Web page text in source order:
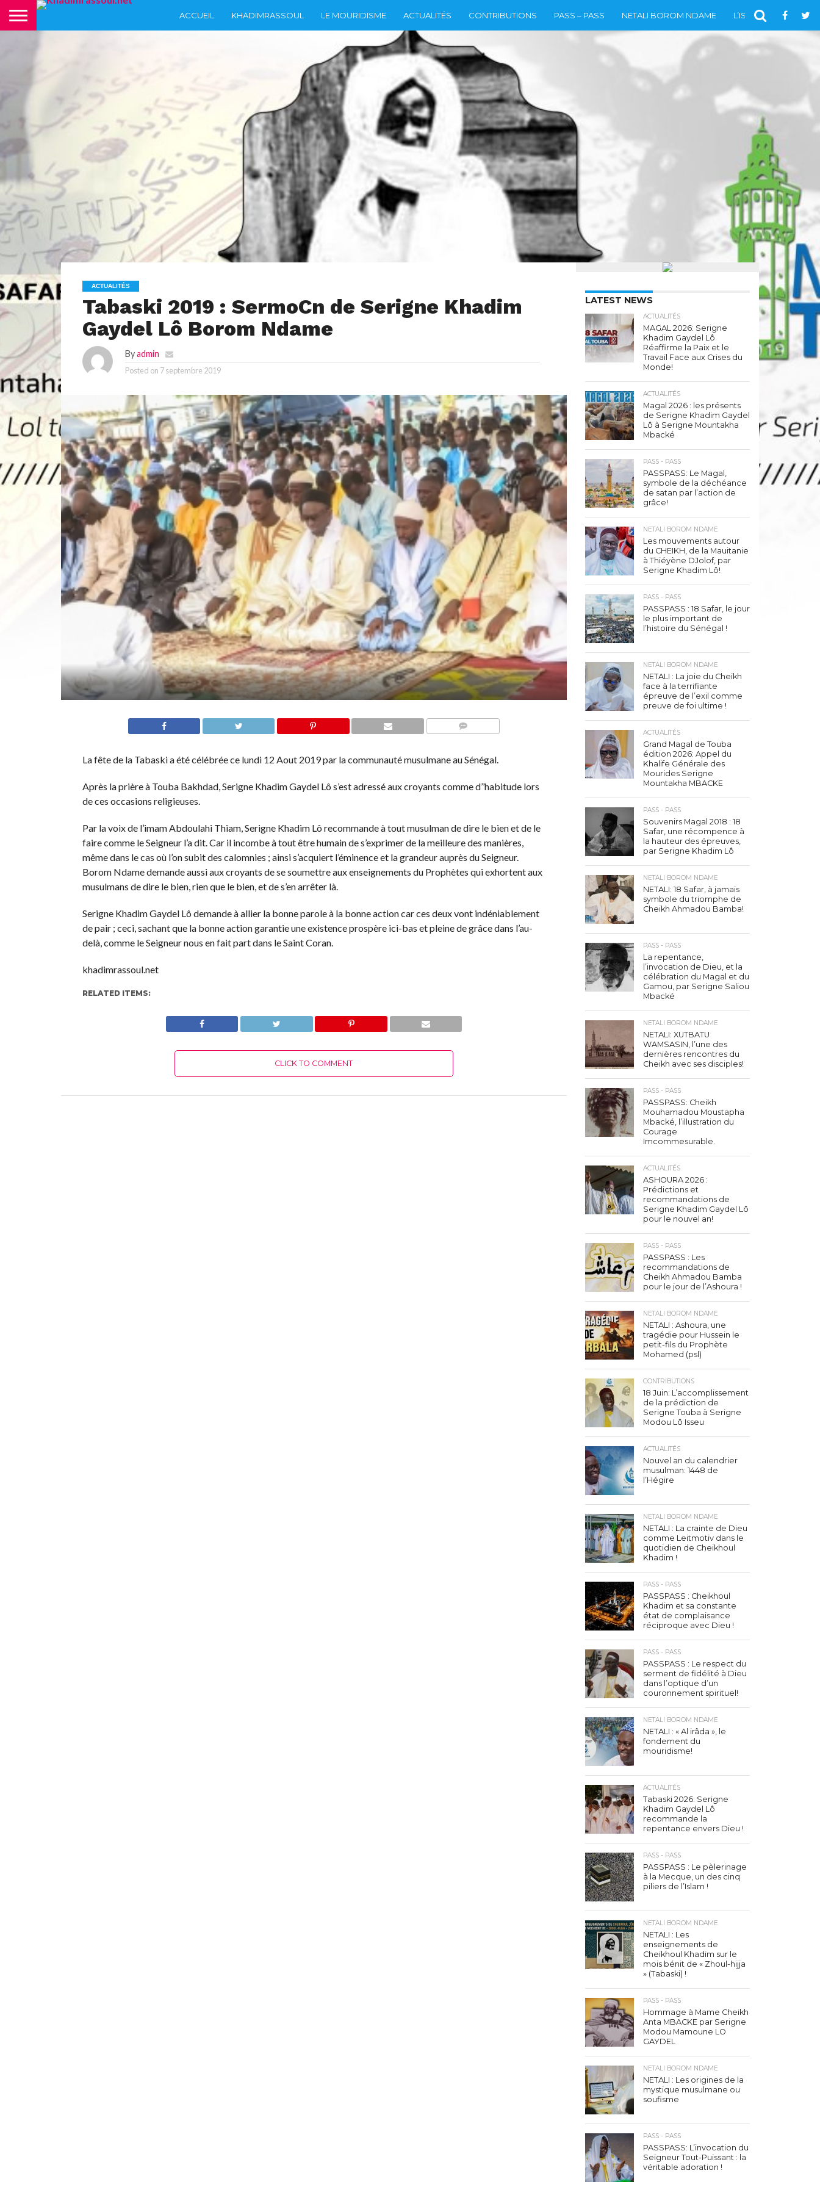
ACCUEIL KHADIMRASSOUL LE MOURIDISME ACTUALITÉS CONTRIBUTIONS PASS – PASS NETALI BOROM NDAME L’ISLAM VIDÉOS
ACTUALITÉS
Tabaski 2019 : SermoCn de Serigne Khadim
Gaydel Lô Borom Ndame
Byadmin
Posted on 7 septembre 2019
La fête de la Tabaski a été célébrée ce lundi 12 Aout 2019 par la communauté musulmane au Sénégal.
Après la prière à Touba Bakhdad, Serigne Khadim Gaydel Lô s’est adressé aux croyants comme d’’habitude lors
de ces occasions religieuses.
Par la voix de l’imam Abdoulahi Thiam, Serigne Khadim Lô recommande à tout musulman de dire le bien et de le
faire comme le Seigneur l’a dit. Car il incombe à tout être humain de s’exprimer de la meilleure des manières,
même dans le cas où l’on subit des calomnies ; ainsi s’acquiert l’éminence et la grandeur auprès du Seigneur.
Borom Ndame demande aussi aux croyants de se soumettre aux enseignements du Prophètes qui exhortent aux
musulmans de dire le bien, rien que le bien, et de s’en arrêter là.
Serigne Khadim Gaydel Lô demande à allier la bonne parole à la bonne action car ces deux vont indéniablement
de pair ; ceci, sachant que la bonne action garantie une existence prospère ici-bas et pleine de grâce dans l’au-
delà, comme le Seigneur nous en fait part dans le Saint Coran.
khadimrassoul.net
RELATED ITEMS:
CLICK TO COMMENT
LATEST NEWS
ACTUALITÉS
MAGAL 2026: Serigne
Khadim Gaydel Lô
Réaffirme la Paix et le
Travail Face aux Crises du
Monde!
ACTUALITÉS
Magal 2026 : les présents
de Serigne Khadim Gaydel
Lô à Serigne Mountakha
Mbacké
PASS - PASS
PASSPASS: Le Magal,
symbole de la déchéance
de satan par l’action de
grâce!
NETALI BOROM NDAME
Les mouvements autour
du CHEIKH, de la Mauitanie
à Thiéyène DJolof, par
Serigne Khadim Lô!
PASS - PASS
PASSPASS : 18 Safar, le jour
le plus important de
l’histoire du Sénégal !
NETALI BOROM NDAME
NETALI : La joie du Cheikh
face à la terrifiante
épreuve de l’exil comme
preuve de foi ultime !
ACTUALITÉS
Grand Magal de Touba
édition 2026: Appel du
Khalife Générale des
Mourides Serigne
Mountakha MBACKE
PASS - PASS
Souvenirs Magal 2018 : 18
Safar, une récompence à
la hauteur des épreuves,
par Serigne Khadim Lô
NETALI BOROM NDAME
NETALI: 18 Safar, à jamais
symbole du triomphe de
Cheikh Ahmadou Bamba!
PASS - PASS
La repentance,
l’invocation de Dieu, et la
célébration du Magal et du
Gamou, par Serigne Saliou
Mbacké
NETALI BOROM NDAME
NETALI: XUTBATU
WAMSASIN, l’une des
dernières rencontres du
Cheikh avec ses disciples!
PASS - PASS
PASSPASS: Cheikh
Mouhamadou Moustapha
Mbacké, l’illustration du
Courage
Imcommesurable.
ACTUALITÉS
ASHOURA 2026 :
Prédictions et
recommandations de
Serigne Khadim Gaydel Lô
pour le nouvel an!
PASS - PASS
PASSPASS : Les
recommandations de
Cheikh Ahmadou Bamba
pour le jour de l’Ashoura !
NETALI BOROM NDAME
NETALI : Ashoura, une
tragédie pour Hussein le
petit-fils du Prophète
Mohamed (psl)
CONTRIBUTIONS
18 Juin: L’accomplissement
de la prédiction de
Serigne Touba à Serigne
Modou Lô Isseu
ACTUALITÉS
Nouvel an du calendrier
musulman: 1448 de
l’Hégire
NETALI BOROM NDAME
NETALI : La crainte de Dieu
comme Leitmotiv dans le
quotidien de Cheikhoul
Khadim !
PASS - PASS
PASSPASS : Cheikhoul
Khadim et sa constante
état de complaisance
réciproque avec Dieu !
PASS - PASS
PASSPASS : Le respect du
serment de fidélité à Dieu
dans l’optique d’un
couronnement spirituel!
NETALI BOROM NDAME
NETALI : « Al irâda », le
fondement du
mouridisme!
ACTUALITÉS
Tabaski 2026: Serigne
Khadim Gaydel Lô
recommande la
repentance envers Dieu !
PASS - PASS
PASSPASS : Le pèlerinage
à la Mecque, un des cinq
piliers de l’Islam !
NETALI BOROM NDAME
NETALI : Les
enseignements de
Cheikhoul Khadim sur le
mois bénit de « Zhoul-hijja
» (Tabaski) !
PASS - PASS
Hommage à Mame Cheikh
Anta MBACKE par Serigne
Modou Mamoune LO
GAYDEL
NETALI BOROM NDAME
NETALI : Les origines de la
mystique musulmane ou
soufisme
PASS - PASS
PASSPASS: L’invocation du
Seigneur Tout-Puissant : la
véritable adoration !